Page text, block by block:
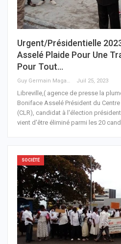
Urgent/Présidentielle
Asselé Plaide Pour Une
Pour Tout…
Guy Germain Maganga Nziengui Juil 25, 2023
Libreville,( agence de presse la
Boniface Asselé Président du
(CLR), candidat à l'élection
vient d'être éliminé parmi les 20
SOCIÉTÉ